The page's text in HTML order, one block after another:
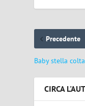
Precedente
Baby stella
CIRCA